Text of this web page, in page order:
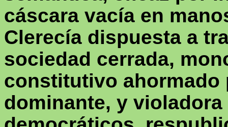
cáscara vacía en
Clerecía dispuesta a
sociedad cerrada,
constitutivo ahormado
dominante, y